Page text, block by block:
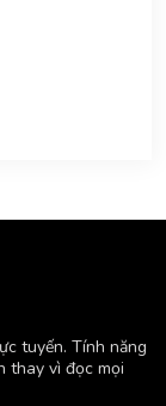
tuyến. Tính năng
thay vì đọc mọi